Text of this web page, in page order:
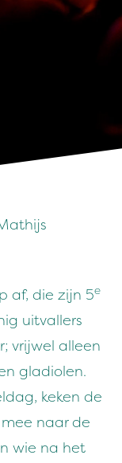
af, die zijn 5e
uit­vallers
vri­jwel alleen
glad­i­olen.
keken de
naar de
wie na het